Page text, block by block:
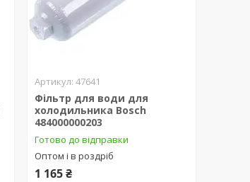
47641
Фільтр для води для
холодильника Bosch
484000000203
Готово до відправки
Оптом і в роздріб
1 165 ₴